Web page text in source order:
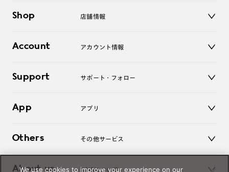
サングラス
コンタクトレンズ
アクセサリー
Shop 店舗情報
オンラインショップ
Account アカウント情報
ログアウト
Support サポート・フォロー
よくあるご質問
お問い合わせ
App アプリ
Others その他サービス
About us JINSについて
We use cookies to improve your experience on our